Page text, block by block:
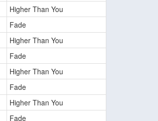
Higher Than You
Fade
Higher Than You
Fade
Higher Than You
Fade
Higher Than You
Fade